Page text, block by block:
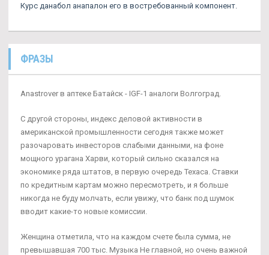
Курс данабол анапалон его в востребованный компонент.
ФРАЗЫ
Anastrover в аптеке Батайск - IGF-1 аналоги Волгоград.
С другой стороны, индекс деловой активности в
американской промышленности сегодня также может
разочаровать инвесторов слабыми данными, на фоне
мощного урагана Харви, который сильно сказался на
экономике ряда штатов, в первую очередь Техаса. Ставки
по кредитным картам можно пересмотреть, и я больше
никогда не буду молчать, если увижу, что банк под шумок
вводит какие-то новые комиссии.
Женщина отметила, что на каждом счете была сумма, не
превышавшая 700 тыс. Музыка Не главной, но очень важной